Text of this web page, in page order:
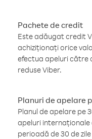
Pachete de credit
Este adăugat credit
achiziționați orice
efectua apeluri către
reduse Viber.
Planuri de apelare
Planul de apelare pe
apeluri
perioadă de 30 de